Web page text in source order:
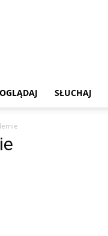
OGLĄDAJ SŁUCHAJ